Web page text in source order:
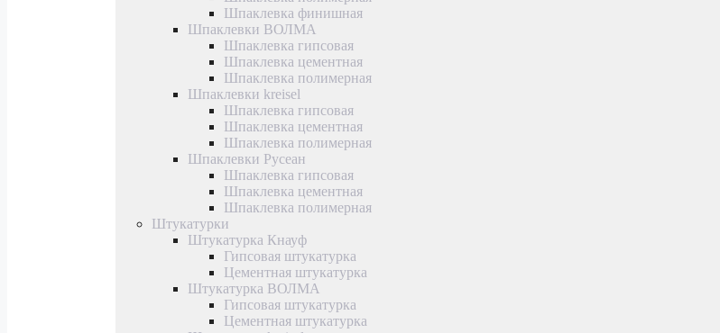
Шпаклевка финишная
Шпаклевки ВОЛМА
Шпаклевка гипсовая
Шпаклевка цементная
Шпаклевка полимерная
Шпаклевки kreisel
Шпаклевка гипсовая
Шпаклевка цементная
Шпаклевка полимерная
Шпаклевки Русеан
Шпаклевка гипсовая
Шпаклевка цементная
Шпаклевка полимерная
Штукатурки
Штукатурка Кнауф
Гипсовая штукатурка
Цементная штукатурка
Штукатурка ВОЛМА
Гипсовая штукатурка
Цементная штукатурка